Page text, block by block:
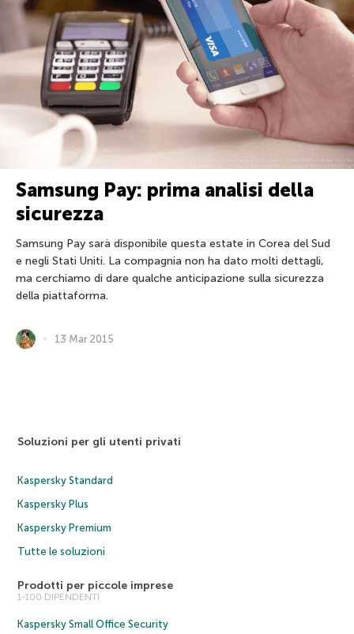
Samsung Pay: prima analisi della
sicurezza
Samsung Pay sarà disponibile questa estate in Corea del Sud
e negli Stati Uniti. La compagnia non ha dato molti dettagli,
ma cerchiamo di dare qualche anticipazione sulla sicurezza
della piattaforma.
13 Mar 2015
Soluzioni per gli utenti privati
Kaspersky Standard
Kaspersky Plus
Kaspersky Premium
Tutte le soluzioni
Prodotti per piccole imprese
1-100 DIPENDENTI
Kaspersky Small Office Security